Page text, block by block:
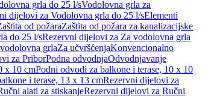
grla do 25 l/sVodolovna grla za
dijelovi za Vodolovna grla do 25 l/sElementi
od požaraZaštita od požara za kanalizacijske
do 25 l/sRezervni dijelovi za Za vodolovna grla
grlaZa učvršćenjaKonvencionalno
za PriborPodna odvodnjaOdvodnjavanje
x 10 cmPodni odvodi za balkone i terase, 10 x 10
i terase, 13 x 13 cmRezervni dijelovi za
alati za stiskanjeRezervni dijelovi za Ručni